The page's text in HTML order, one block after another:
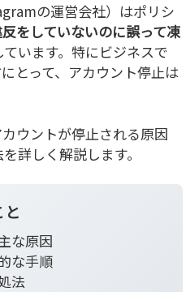
の運営会社）はポリシ
をしていないのに誤って凍
ています。特にビジネスで
とって、アカウント停止は
ウントが停止される原因
詳しく解説します。
な原因
な手順
法